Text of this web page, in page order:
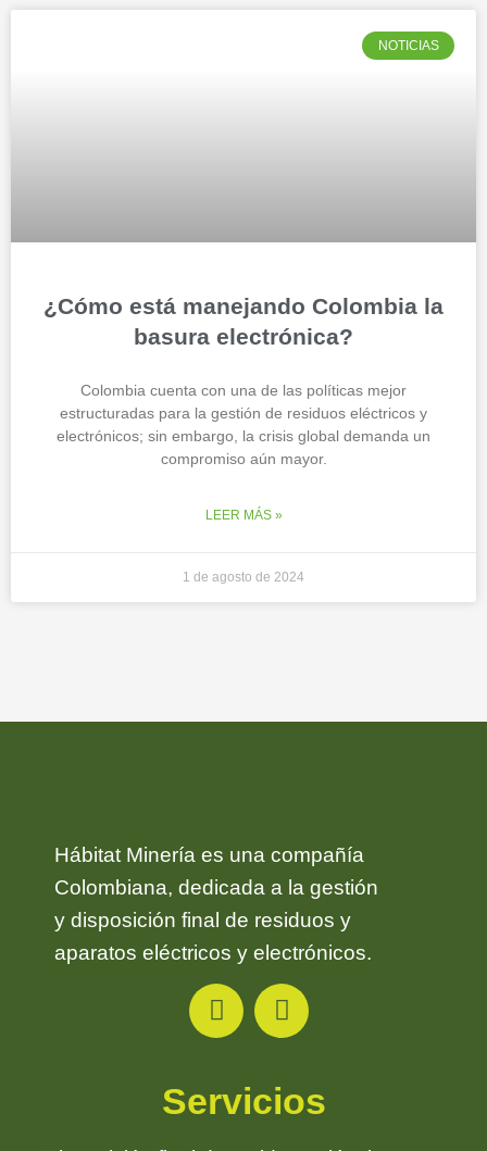
NOTICIAS
¿Cómo está manejando Colombia la
basura electrónica?
Colombia cuenta con una de las políticas mejor
estructuradas para la gestión de residuos eléctricos y
electrónicos; sin embargo, la crisis global demanda un
compromiso aún mayor.
LEER MÁS »
1 de agosto de 2024
Hábitat Minería es una compañía
Colombiana, dedicada a la gestión
y disposición final de residuos y
aparatos eléctricos y electrónicos.
Servicios